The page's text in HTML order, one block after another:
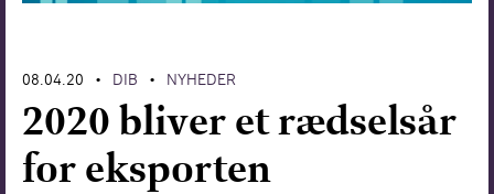
Europapolitik
Forskning
08.04.20 • DIB • NYHEDER
2020 bliver et rædselsår
for eksporten